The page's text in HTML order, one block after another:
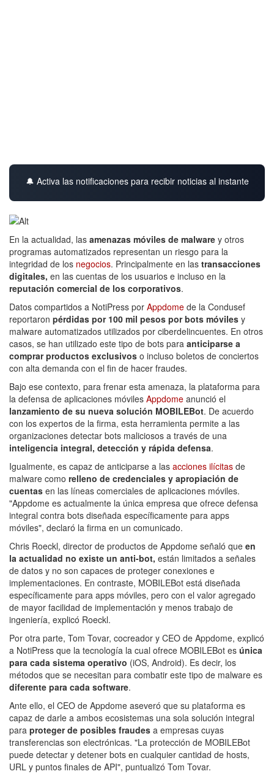
🔔 Activa las notificaciones para recibir noticias al instante
En la actualidad, las amenazas móviles de malware y otros
programas automatizados representan un riesgo para la
integridad de los negocios. Principalmente en las transacciones
digitales, en las cuentas de los usuarios e incluso en la
reputación comercial de los corporativos.
Datos compartidos a NotiPress por Appdome de la Condusef
reportaron pérdidas por 100 mil pesos por bots móviles y
malware automatizados utilizados por ciberdelincuentes. En otros
casos, se han utilizado este tipo de bots para anticiparse a
comprar productos exclusivos o incluso boletos de conciertos
con alta demanda con el fin de hacer fraudes.
Bajo ese contexto, para frenar esta amenaza, la plataforma para
la defensa de aplicaciones móviles Appdome anunció el
lanzamiento de su nueva solución MOBILEBot. De acuerdo
con los expertos de la firma, esta herramienta permite a las
organizaciones detectar bots maliciosos a través de una
inteligencia integral, detección y rápida defensa.
Igualmente, es capaz de anticiparse a las acciones ilícitas de
malware como relleno de credenciales y apropiación de
cuentas en las líneas comerciales de aplicaciones móviles.
"Appdome es actualmente la única empresa que ofrece defensa
integral contra bots diseñada específicamente para apps
móviles", declaró la firma en un comunicado.
Chris Roeckl, director de productos de Appdome señaló que en
la actualidad no existe un anti-bot, están limitados a señales
de datos y no son capaces de proteger conexiones e
implementaciones. En contraste, MOBILEBot está diseñada
específicamente para apps móviles, pero con el valor agregado
de mayor facilidad de implementación y menos trabajo de
ingeniería, explicó Roeckl.
Por otra parte, Tom Tovar, cocreador y CEO de Appdome, explicó
a NotiPress que la tecnología la cual ofrece MOBILEBot es única
para cada sistema operativo (iOS, Android). Es decir, los
métodos que se necesitan para combatir este tipo de malware es
diferente para cada software.
Ante ello, el CEO de Appdome aseveró que su plataforma es
capaz de darle a ambos ecosistemas una sola solución integral
para proteger de posibles fraudes a empresas cuyas
transferencias son electrónicas. "La protección de MOBILEBot
puede detectar y detener bots en cualquier cantidad de hosts,
URL y puntos finales de API", puntualizó Tom Tovar.